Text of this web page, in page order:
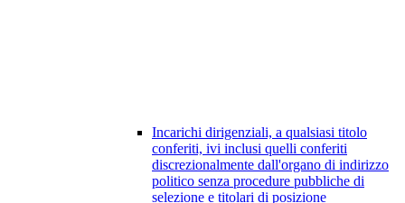
Incarichi dirigenziali, a qualsiasi titolo
conferiti, ivi inclusi quelli conferiti
discrezionalmente dall'organo di indirizzo
politico senza procedure pubbliche di
selezione e titolari di posizione